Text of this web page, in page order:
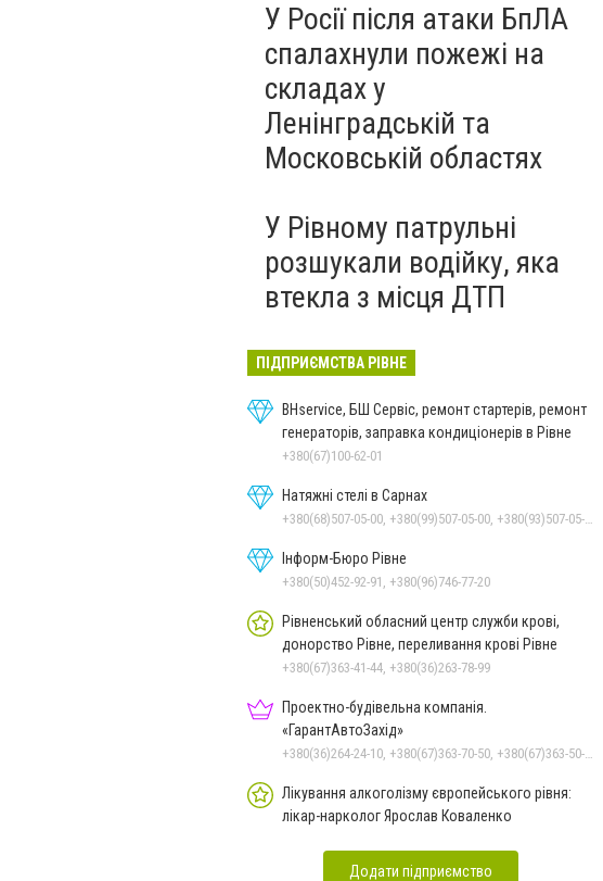
У Росії після атаки БпЛА
спалахнули пожежі на
складах у
Ленінградській та
Московській областях
У Рівному патрульні
розшукали водійку, яка
втекла з місця ДТП
ПІДПРИЄМСТВА РІВНЕ
BHservice, БШ Сервіс, ремонт стартерів, ремонт
генераторів, заправка кондиціонерів в Рівне
+380(67)100-62-01
Натяжні стелі в Сарнах
+380(68)507-05-00, +380(99)507-05-00, +380(93)507-05-00
Інформ-Бюро Рівне
+380(50)452-92-91, +380(96)746-77-20
Рівненський обласний центр служби крові,
донорство Рівне, переливання крові Рівне
+380(67)363-41-44, +380(36)263-78-99
Проектно-будівельна компанія.
«ГарантАвтоЗахід»
+380(36)264-24-10, +380(67)363-70-50, +380(67)363-50-33
Лікування алкоголізму європейського рівня:
лікар-нарколог Ярослав Коваленко
Додати підприємство